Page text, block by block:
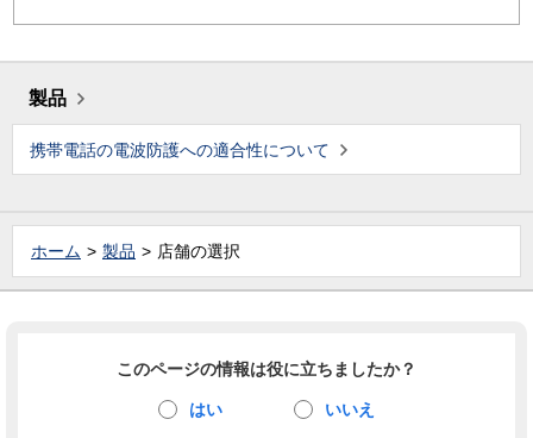
製品
携帯電話の電波防護への適合性について
ホーム 製品 店舗の選択
このページの情報は役に立ちましたか？
はい いいえ